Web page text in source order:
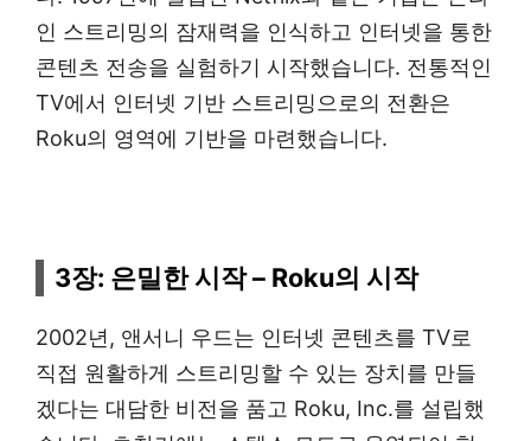
인 스트리밍의 잠재력을 인식하고 인터넷을 통한
콘텐츠 전송을 실험하기 시작했습니다. 전통적인
TV에서 인터넷 기반 스트리밍으로의 전환은
Roku의 영역에 기반을 마련했습니다.
3장: 은밀한 시작 – Roku의 시작
2002년, 앤서니 우드는 인터넷 콘텐츠를 TV로
직접 원활하게 스트리밍할 수 있는 장치를 만들
겠다는 대담한 비전을 품고 Roku, Inc.를 설립했